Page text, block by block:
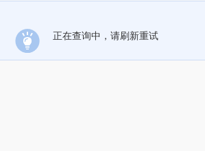
正在查询中，请刷新重试